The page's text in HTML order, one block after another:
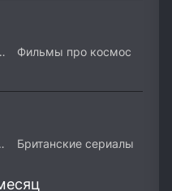
фильмы
Фильмы про космос
Британские сериалы